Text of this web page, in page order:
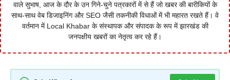
वाले सुभाष, आज के दौर के उन गिने-चुने पत्रकारों में से हैं जो खबर की बारीकियों के
साथ-साथ वेब डिजाइनिंग और SEO जैसी तकनीकी विधाओं में भी महारत रखते हैं। वे
वर्तमान में Local Khabar के संस्थापक और संपादक के रूप में झारखंड की
जनपक्षीय खबरों का नेतृत्व कर रहे हैं।